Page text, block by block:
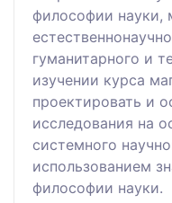
философии науки,
гуманитарного и
изучении курса
проектировать и
исследования на
системного
использованием
философии науки.